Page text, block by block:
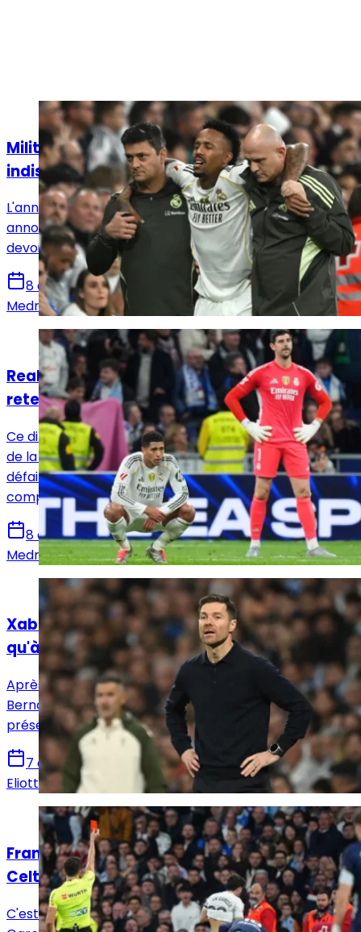
Actualités
Militão blessé : le Real Madrid confirme une
indisponibilité longue durée
L'annonce est tombée pour Eder Militao. Le pire était
annoncé et le pire est arrivé pour le Brésilien qui va
devoir être éloigné plusieurs mois des terrains
8 décembre 2025
Medric Bouzermane
Actualités
Real Madrid - Celta (0-2) : ce qu'il faut
retenir du triste retour au Bernabéu
Ce dimanche, le Real Madrid a subi la deuxième défaite
de la saison en Liga face au Celta de Vigo (0-2). Une
défaite qui s'ajoute à une prestation honteuse et un
comportement indigne du club merengue.
8 décembre 2025
Medric Bouzermane
Actualités
Xabi Alonso : "Nous étions meilleurs à 10
qu'à 11"
Après la défaite des siens face au Celta de Vigo au
Bernabéu ce dimanche soir (2-0), Xabi Alonso s'est
présenté en conférence de presse.
7 décembre 2025
Eliott Lafleur
Actualités
Fran Garcia expulsé lors de Real Madrid-
Celta de Vigo
C'est une action qui était tout sauf nécessaire, Fran